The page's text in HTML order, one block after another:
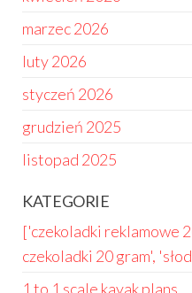
marzec 2026
luty 2026
styczeń 2026
grudzień 2025
listopad 2025
KATEGORIE
['czekoladki reklamowe
czekoladki 20 gram',
1 to 1 scale kayak plans